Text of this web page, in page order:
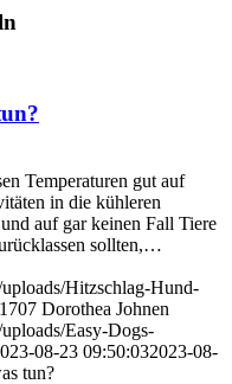
Temperaturen gut auf
in die kühleren
auf gar keinen Fall Tiere
sollten,…
Hitzschlag-Hund-
1707 Dorothea Johnen
Easy-Dogs-
08-23 09:50:032023-08-
tun?